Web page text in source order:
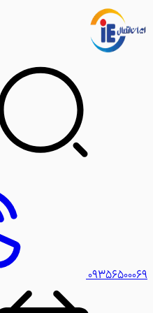
۰۹۳۵۶۵۰۰۰۶۹